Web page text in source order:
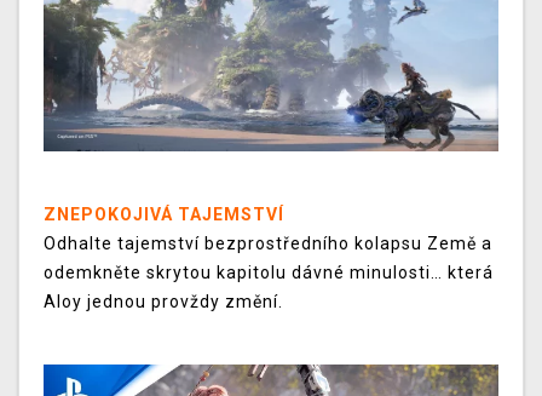
ZNEPOKOJIVÁ TAJEMSTVÍ
Odhalte tajemství bezprostředního kolapsu Země a
odemkněte skrytou kapitolu dávné minulosti… která
Aloy jednou provždy změní.